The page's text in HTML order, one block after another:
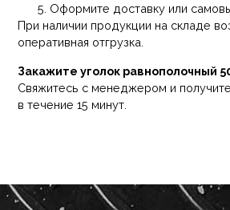
Оформите доставку или
При наличии продукции на складе
оперативная отгрузка.
Закажите уголок равнополочный
Свяжитесь с менеджером и
в течение 15 минут.